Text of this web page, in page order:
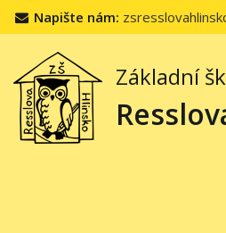
Napište nám:
Základní